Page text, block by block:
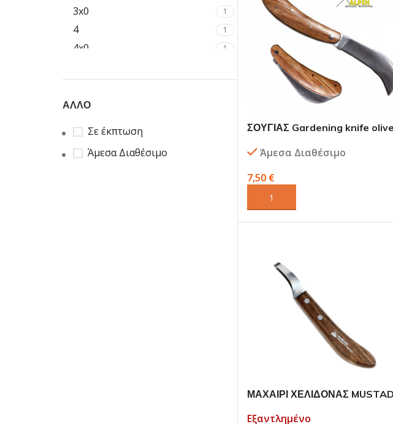
3x0 1
4 1
4x0 1
ΑΛΛΟ
Σε έκπτωση
Άμεσα Διαθέσιμο
ΣΟΥΓΙΑΣ Gardening knife olive
Άμεσα Διαθέσιμο
7,50 €
ΠΡΟΣΘΉΚΗ ΣΤΟ ΚΑΛΆΘΙ
ΜΑΧΑΙΡΙ ΧΕΛΙΔΟΝΑΣ MUSTAD
Εξαντλημένο